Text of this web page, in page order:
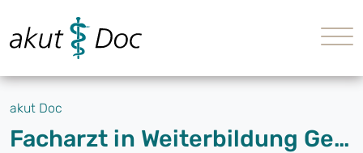
akut Doc
Facharzt in Weiterbildung Geriatrie (m/w/d)